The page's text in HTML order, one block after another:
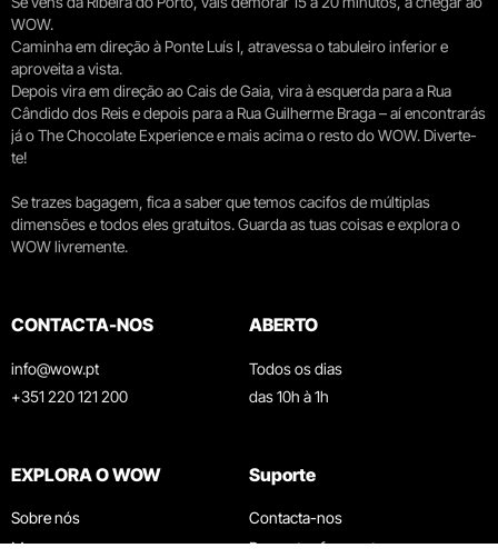
WOW.
Caminha em direção à Ponte Luís I, atravessa o tabuleiro inferior e
aproveita a vista.
Depois vira em direção ao Cais de Gaia, vira à esquerda para a Rua
Cândido dos Reis e depois para a Rua Guilherme Braga – aí encontrarás
já o The Chocolate Experience e mais acima o resto do WOW. Diverte-
te!
Se trazes bagagem, fica a saber que temos cacifos de múltiplas
dimensões e todos eles gratuitos. Guarda as tuas coisas e explora o
WOW livremente.
CONTACTA-NOS
info@wow.pt
+351 220 121 200
ABERTO
Todos os dias
das 10h à 1h
EXPLORA O WOW
Sobre nós
Museus
Suporte
Contacta-nos
Perguntas frequentes